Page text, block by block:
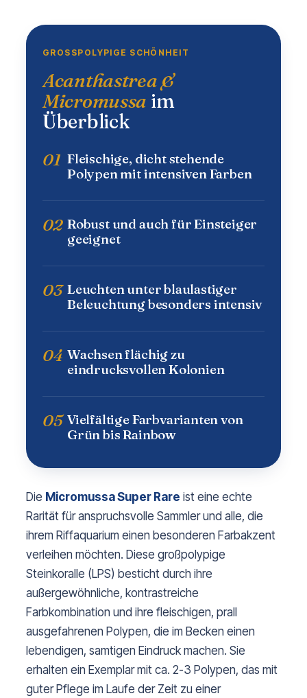
GROSSPOLYPIGE SCHÖNHEIT
Acanthastrea &
Micromussa im
Überblick
01 Fleischige, dicht stehende
Polypen mit intensiven Farben
02 Robust und auch für Einsteiger
geeignet
03 Leuchten unter blaulastiger
Beleuchtung besonders intensiv
04 Wachsen flächig zu
eindrucksvollen Kolonien
05 Vielfältige Farbvarianten von
Grün bis Rainbow
Die Micromussa Super Rare ist eine echte
Rarität für anspruchsvolle Sammler und alle, die
ihrem Riffaquarium einen besonderen Farbakzent
verleihen möchten. Diese großpolypige
Steinkoralle (LPS) besticht durch ihre
außergewöhnliche, kontrastreiche
Farbkombination und ihre fleischigen, prall
ausgefahrenen Polypen, die im Becken einen
lebendigen, samtigen Eindruck machen. Sie
erhalten ein Exemplar mit ca. 2-3 Polypen, das mit
guter Pflege im Laufe der Zeit zu einer